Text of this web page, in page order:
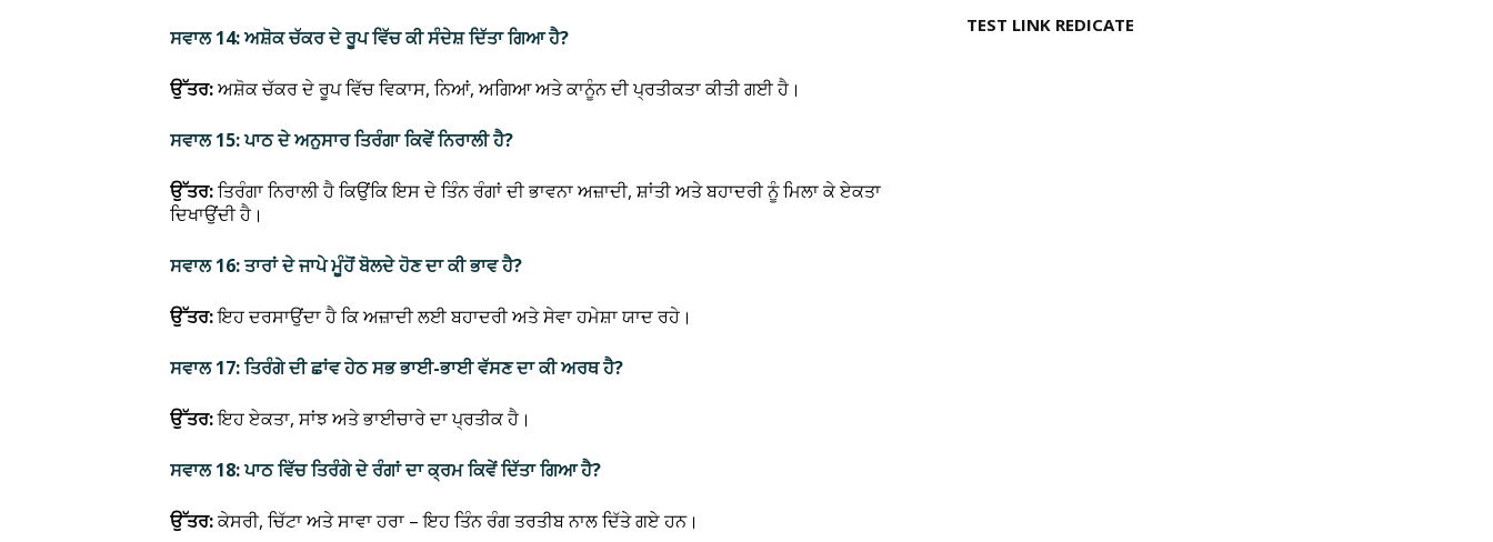
ਸਵਾਲ 14: ਅਸ਼ੋਕ ਚੱਕਰ ਦੇ ਰੂਪ ਵਿੱਚ ਕੀ ਸੰਦੇਸ਼ ਦਿੱਤਾ ਗਿਆ ਹੈ?
ਉੱਤਰ:ਅਸ਼ੋਕ ਚੱਕਰ ਦੇ ਰੂਪ ਵਿੱਚ ਵਿਕਾਸ, ਨਿਆਂ, ਅਗਿਆ ਅਤੇ ਕਾਨੂੰਨ ਦੀ ਪ੍ਰਤੀਕਤਾ ਕੀਤੀ ਗਈ ਹੈ।
ਸਵਾਲ 15: ਪਾਠ ਦੇ ਅਨੁਸਾਰ ਤਿਰੰਗਾ ਕਿਵੇਂ ਨਿਰਾਲੀ ਹੈ?
ਉੱਤਰ:ਤਿਰੰਗਾ ਨਿਰਾਲੀ ਹੈ ਕਿਉਂਕਿ ਇਸ ਦੇ ਤਿੰਨ ਰੰਗਾਂ ਦੀ ਭਾਵਨਾ ਅਜ਼ਾਦੀ, ਸ਼ਾਂਤੀ ਅਤੇ ਬਹਾਦਰੀ ਨੂੰ ਮਿਲਾ ਕੇ ਏਕਤਾ
ਦਿਖਾਉਂਦੀ ਹੈ।
ਸਵਾਲ 16: ਤਾਰਾਂ ਦੇ ਜਾਪੇ ਮੂੰਹੋਂ ਬੋਲਦੇ ਹੋਣ ਦਾ ਕੀ ਭਾਵ ਹੈ?
ਉੱਤਰ:ਇਹ ਦਰਸਾਉਂਦਾ ਹੈ ਕਿ ਅਜ਼ਾਦੀ ਲਈ ਬਹਾਦਰੀ ਅਤੇ ਸੇਵਾ ਹਮੇਸ਼ਾ ਯਾਦ ਰਹੇ।
ਸਵਾਲ 17: ਤਿਰੰਗੇ ਦੀ ਛਾਂਵ ਹੇਠ ਸਭ ਭਾਈ-ਭਾਈ ਵੱਸਣ ਦਾ ਕੀ ਅਰਥ ਹੈ?
ਉੱਤਰ:ਇਹ ਏਕਤਾ, ਸਾਂਝ ਅਤੇ ਭਾਈਚਾਰੇ ਦਾ ਪ੍ਰਤੀਕ ਹੈ।
ਸਵਾਲ 18: ਪਾਠ ਵਿੱਚ ਤਿਰੰਗੇ ਦੇ ਰੰਗਾਂ ਦਾ ਕ੍ਰਮ ਕਿਵੇਂ ਦਿੱਤਾ ਗਿਆ ਹੈ?
ਉੱਤਰ:ਕੇਸਰੀ, ਚਿੱਟਾ ਅਤੇ ਸਾਵਾ ਹਰਾ – ਇਹ ਤਿੰਨ ਰੰਗ ਤਰਤੀਬ ਨਾਲ ਦਿੱਤੇ ਗਏ ਹਨ।
TEST LINK REDICATE